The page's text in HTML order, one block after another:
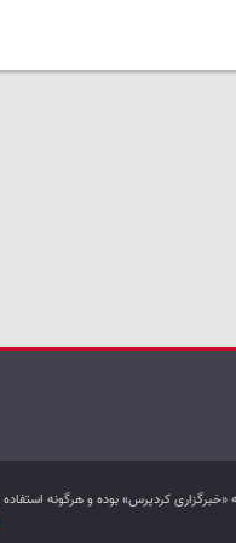
«خبرگزاری کردپرس» بوده و هرگونه